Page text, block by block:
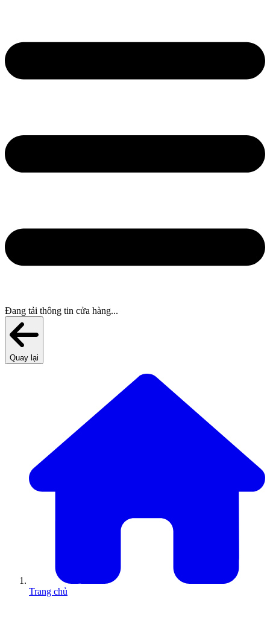
Đang tải thông tin cửa hàng...
Quay lại
Trang chủ